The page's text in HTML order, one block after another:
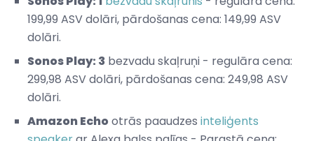
199,99 ASV dolāri, pārdošanas cena: 149,99 ASV
dolāri.
Sonos Play: 3 bezvadu skaļruņi - regulāra cena:
299,98 ASV dolāri, pārdošanas cena: 249,98 ASV
dolāri.
Amazon Echootrās paaudzes inteliģents